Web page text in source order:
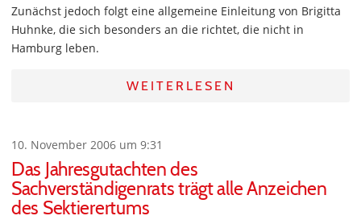
Zunächst jedoch folgt eine allgemeine Einleitung von Brigitta
Huhnke, die sich besonders an die richtet, die nicht in
Hamburg leben.
WEITERLESEN
10. November 2006 um 9:31
Das Jahresgutachten des
Sachverständigenrats trägt alle Anzeichen
des Sektierertums